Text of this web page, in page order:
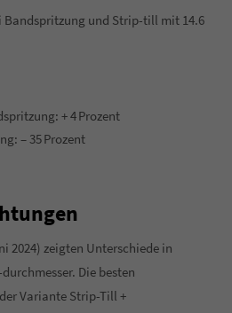
Bandspritzung und Strip-till mit 14.6
+ 4 Prozent
– 35 Prozent
2024) zeigten Unterschiede in
Die besten
Variante Strip-Till +